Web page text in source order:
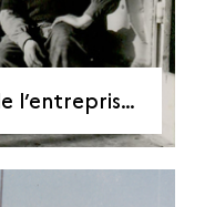
à Courseulles